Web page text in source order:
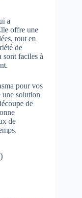
a
offre une
tout en
de
sont faciles à
pour vos
une solution
de
de